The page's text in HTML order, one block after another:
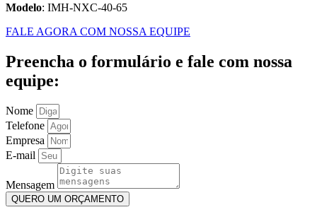
Modelo: IMH-NXC-40-65
FALE AGORA COM NOSSA EQUIPE
Preencha o formulário e fale com nossa
equipe:
Nome
Telefone
Empresa
E-mail
Mensagem
QUERO UM ORÇAMENTO